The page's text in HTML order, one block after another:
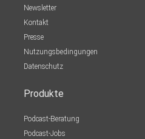
Newsletter
Kontakt
Presse
Nutzungsbedingungen
Datenschutz
Produkte
Podcast-Beratung
Podcast-Jobs